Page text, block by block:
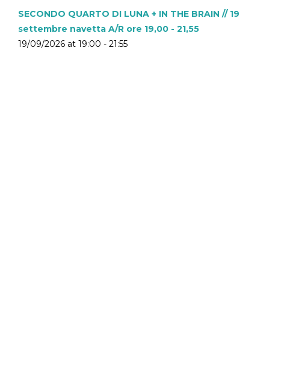
SECONDO QUARTO DI LUNA + IN THE BRAIN // 19
settembre navetta A/R ore 19,00 - 21,55
19/09/2026 at 19:00 - 21:55